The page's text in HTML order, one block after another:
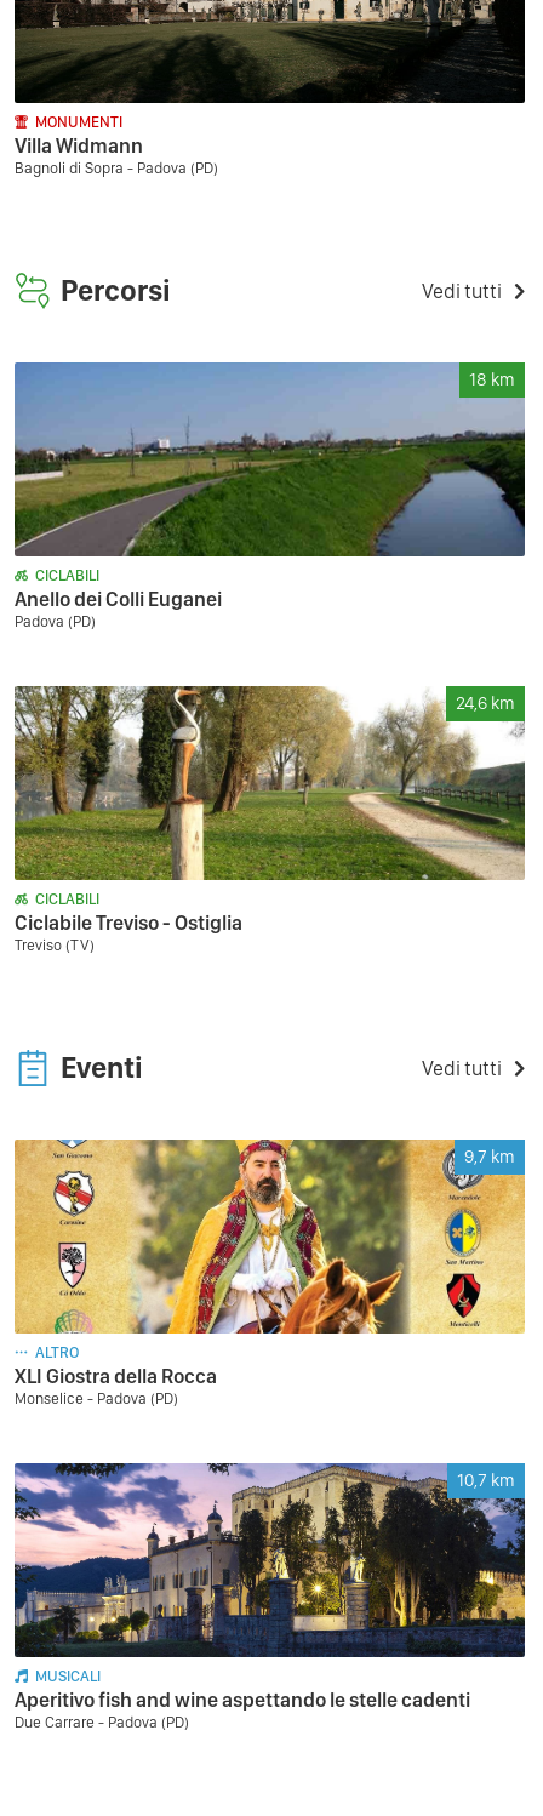
MONUMENTI
Villa Widmann
Bagnoli di Sopra - Padova (PD)
Percorsi Vedi tutti
18 km
CICLABILI
Anello dei Colli Euganei
Padova (PD)
24,6 km
CICLABILI
Ciclabile Treviso - Ostiglia
Treviso (TV)
Eventi Vedi tutti
9,7 km
ALTRO
XLI Giostra della Rocca
Monselice - Padova (PD)
10,7 km
MUSICALI
Aperitivo fish and wine aspettando le stelle cadenti
Due Carrare - Padova (PD)